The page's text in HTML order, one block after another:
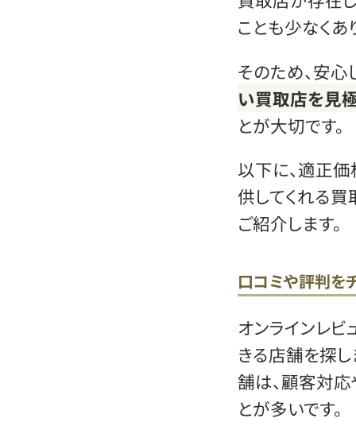
ことも少なくあ
そのため、安心
い買取店を見
とが大切です。
以下に、適正
供してくれる
ご紹介します。
口コミや評判を
オンラインレ
きる店舗を探
舗は、顧客対
とが多いです。